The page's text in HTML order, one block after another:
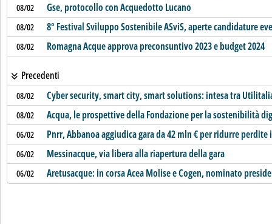
08/02 Gse, protocollo con Acquedotto Lucano
08/02 8° Festival Sviluppo Sostenibile ASviS, aperte candidature
08/02 Romagna Acque approva preconsuntivo 2023 e budget 2024
Precedenti
08/02 Cyber security, smart city, smart solutions: intesa tra
08/02 Acqua, le prospettive della Fondazione per la sostenibilità
06/02 Pnrr, Abbanoa aggiudica gara da 42 mln € per ridurre perdite
06/02 Messinacque, via libera alla riapertura della gara
06/02 Aretusacque: in corsa Acea Molise e Cogen, nominato